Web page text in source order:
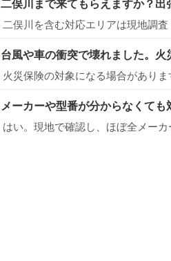
二俣川まで来てもらえますか？出
二俣川を含む対応エリアは現地調
台風や車の衝突で壊れました。火
火災保険の対象になる場合があり
メーカーや型番が分からなくても
はい。現地で確認し、ほぼ全メー